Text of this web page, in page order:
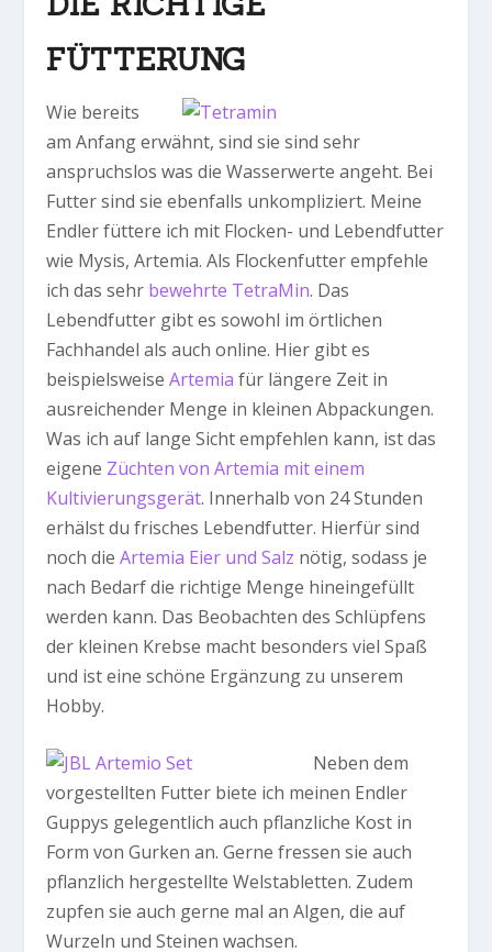
FÜTTERUNG
Wie bereits
am Anfang erwähnt, sind sie sind sehr
anspruchslos was die Wasserwerte angeht. Bei
Futter sind sie ebenfalls unkompliziert. Meine
Endler füttere ich mit Flocken- und Lebendfutter
wie Mysis, Artemia. Als Flockenfutter empfehle
ich das sehr bewehrte TetraMin. Das
Lebendfutter gibt es sowohl im örtlichen
Fachhandel als auch online. Hier gibt es
beispielsweiseArtemia für längere Zeit in
ausreichender Menge in kleinen Abpackungen.
Was ich auf lange Sicht empfehlen kann, ist das
eigene Züchten von Artemia mit einem
Kultivierungsgerät. Innerhalb von 24 Stunden
erhälst du frisches Lebendfutter. Hierfür sind
noch dieArtemia Eier und Salz nötig, sodass je
nach Bedarf die richtige Menge hineingefüllt
werden kann. Das Beobachten des Schlüpfens
der kleinen Krebse macht besonders viel Spaß
und ist eine schöne Ergänzung zu unserem
Hobby.
Neben dem
vorgestellten Futter biete ich meinen Endler
Guppys gelegentlich auch pflanzliche Kost in
Form von Gurken an. Gerne fressen sie auch
pflanzlich hergestellte Welstabletten. Zudem
zupfen sie auch gerne mal an Algen, die auf
Wurzeln und Steinen wachsen.